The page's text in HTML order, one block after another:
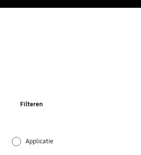
Filteren
Applicatie